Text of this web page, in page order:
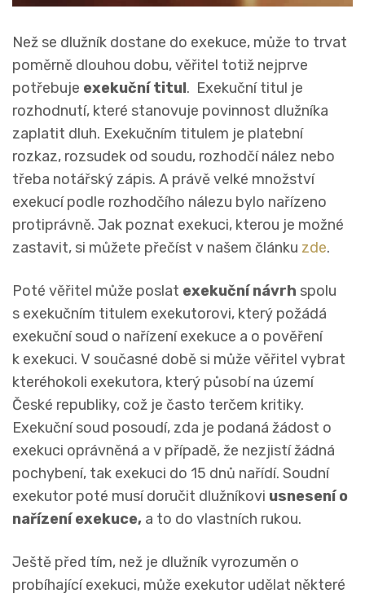
Než se dlužník dostane do exekuce, může to trvat
poměrně dlouhou dobu, věřitel totiž nejprve
potřebuje exekuční titul. Exekuční titul je
rozhodnutí, které stanovuje povinnost dlužníka
zaplatit dluh. Exekučním titulem je platební
rozkaz, rozsudek od soudu, rozhodčí nález nebo
třeba notářský zápis. A právě velké množství
exekucí podle rozhodčího nálezu bylo nařízeno
protiprávně. Jak poznat exekuci, kterou je možné
zastavit, si můžete přečíst v našem článku zde.
Poté věřitel může poslat exekuční návrh spolu
s exekučním titulem exekutorovi, který požádá
exekuční soud o nařízení exekuce a o pověření
k exekuci. V současné době si může věřitel vybrat
kteréhokoli exekutora, který působí na území
České republiky, což je často terčem kritiky.
Exekuční soud posoudí, zda je podaná žádost o
exekuci oprávněná a v případě, že nezjistí žádná
pochybení, tak exekuci do 15 dnů nařídí. Soudní
exekutor poté musí doručit dlužníkovi usnesení o
nařízení exekuce, a to do vlastních rukou.
Ještě před tím, než je dlužník vyrozuměn o
probíhající exekuci, může exekutor udělat některé